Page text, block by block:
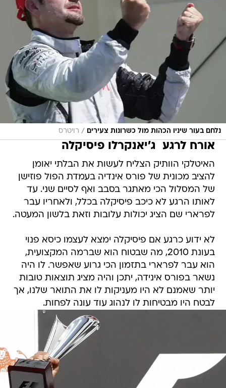
נלחם בעור שיניו הכהות מול כשרונות צעירים / רויטרס
אורח לרגע  ג'יאנקרלו פיסיקלה
האיטלקי הוותיק הצליח לעשות את הבלתי יאומן 
להציב מכונית של פורס אינדיה בעמדת הפול פוזישן
של המסלול הכי מאתגר בסבב ואף לסיים שני. עד
לאותו הרגע לא כיכב פיסיקלה בכלל, ולאחריו עבר
לפרארי שם הציג יכולות עלובות וזאת בלשון המעטה.
לא ידוע כרגע אם פיסיקלה ימצא לעצמו כיסא פנוי
בעונת 2010, מה שבטוח הוא שברמה המקצועית,
הוא עבר לפרארי בתזמון הכי גרוע שאפשר. לו היה
נשאר בפורס אינידה, יתכן והיה מציג תוצאות טובות
יותר שאמנם לא היו מעניקות לו את התואר שלנו, אך
לבטח היו מבטיחות לו לנהוג עוד עונה לפחות.